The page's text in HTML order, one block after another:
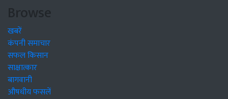
Browse
खबरें
कंपनी समाचार
सफल किसान
साक्षात्कार
बागवानी
औषधीय फसलें